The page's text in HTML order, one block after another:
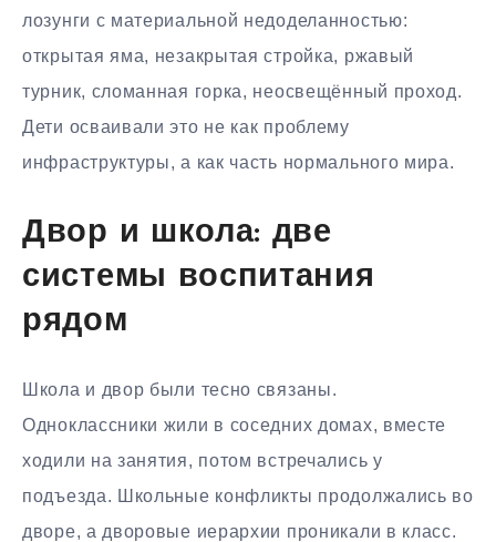
лозунги с материальной недоделанностью:
открытая яма, незакрытая стройка, ржавый
турник, сломанная горка, неосвещённый проход.
Дети осваивали это не как проблему
инфраструктуры, а как часть нормального мира.
Двор и школа: две
системы воспитания
рядом
Школа и двор были тесно связаны.
Одноклассники жили в соседних домах, вместе
ходили на занятия, потом встречались у
подъезда. Школьные конфликты продолжались во
дворе, а дворовые иерархии проникали в класс.